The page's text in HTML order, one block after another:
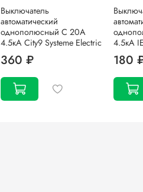
Выключатель
автоматический
однополюсный C 20А
4.5кА City9 Systeme Electric
360 ₽
4.5кА
180